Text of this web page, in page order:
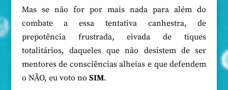
Mas se não for por mais nada para além do
combate a essa tentativa canhestra, de
prepotência frustrada, eivada de tiques
totalitários, daqueles que não desistem de ser
mentores de consciências alheias e que defendem
o NÃO, eu voto no SIM.